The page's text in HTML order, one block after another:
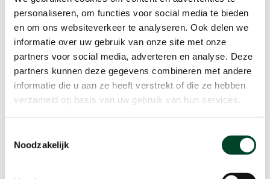
personaliseren, om functies voor social media te bieden
en om ons websiteverkeer te analyseren. Ook delen we
informatie over uw gebruik van onze site met onze
partners voor social media, adverteren en analyse. Deze
partners kunnen deze gegevens combineren met andere
informatie die u aan ze heeft verstrekt of die ze hebben
verzameld op basis van uw gebruik van hun services.
Noodzakelijk
en onze missie.
Nieuwsberichten
Nieuws
Verhalen
Beeldbanken
Foto's bestaanszekerheid
Agenda